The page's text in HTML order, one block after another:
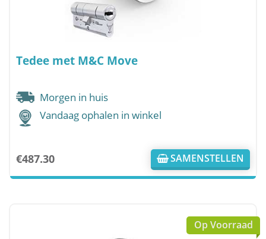
Tedee met M&C Move
Morgen in huis
Vandaag ophalen in winkel
€487.30 SAMENSTELLEN
Op Voorraad